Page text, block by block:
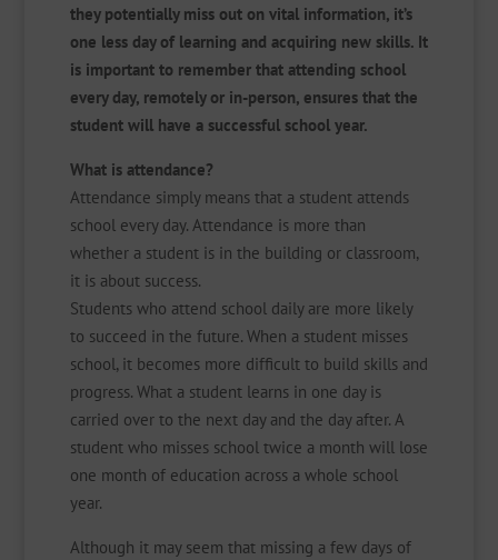
they potentially miss out on vital information, it’s
one less day of learning and acquiring new skills. It
is important to remember that attending school
every day, remotely or in-person, ensures that the
student will have a successful school year.
What is attendance?
Attendance simply means that a student attends
school every day. Attendance is more than
whether a student is in the building or classroom,
it is about success.
Students who attend school daily are more likely
to succeed in the future. When a student misses
school, it becomes more difficult to build skills and
progress. What a student learns in one day is
carried over to the next day and the day after. A
student who misses school twice a month will lose
one month of education across a whole school
year.
Although it may seem that missing a few days of